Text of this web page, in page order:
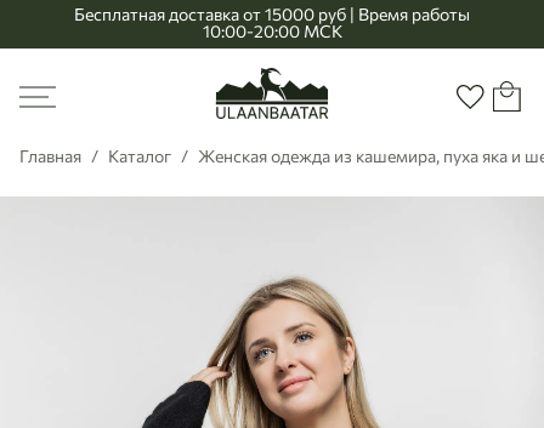
Бесплатная доставка от 15000 руб | Время работы
10:00-20:00 МСК
Меню
Главная
Главная Каталог Женская одежда из кашемира, пуха яка и